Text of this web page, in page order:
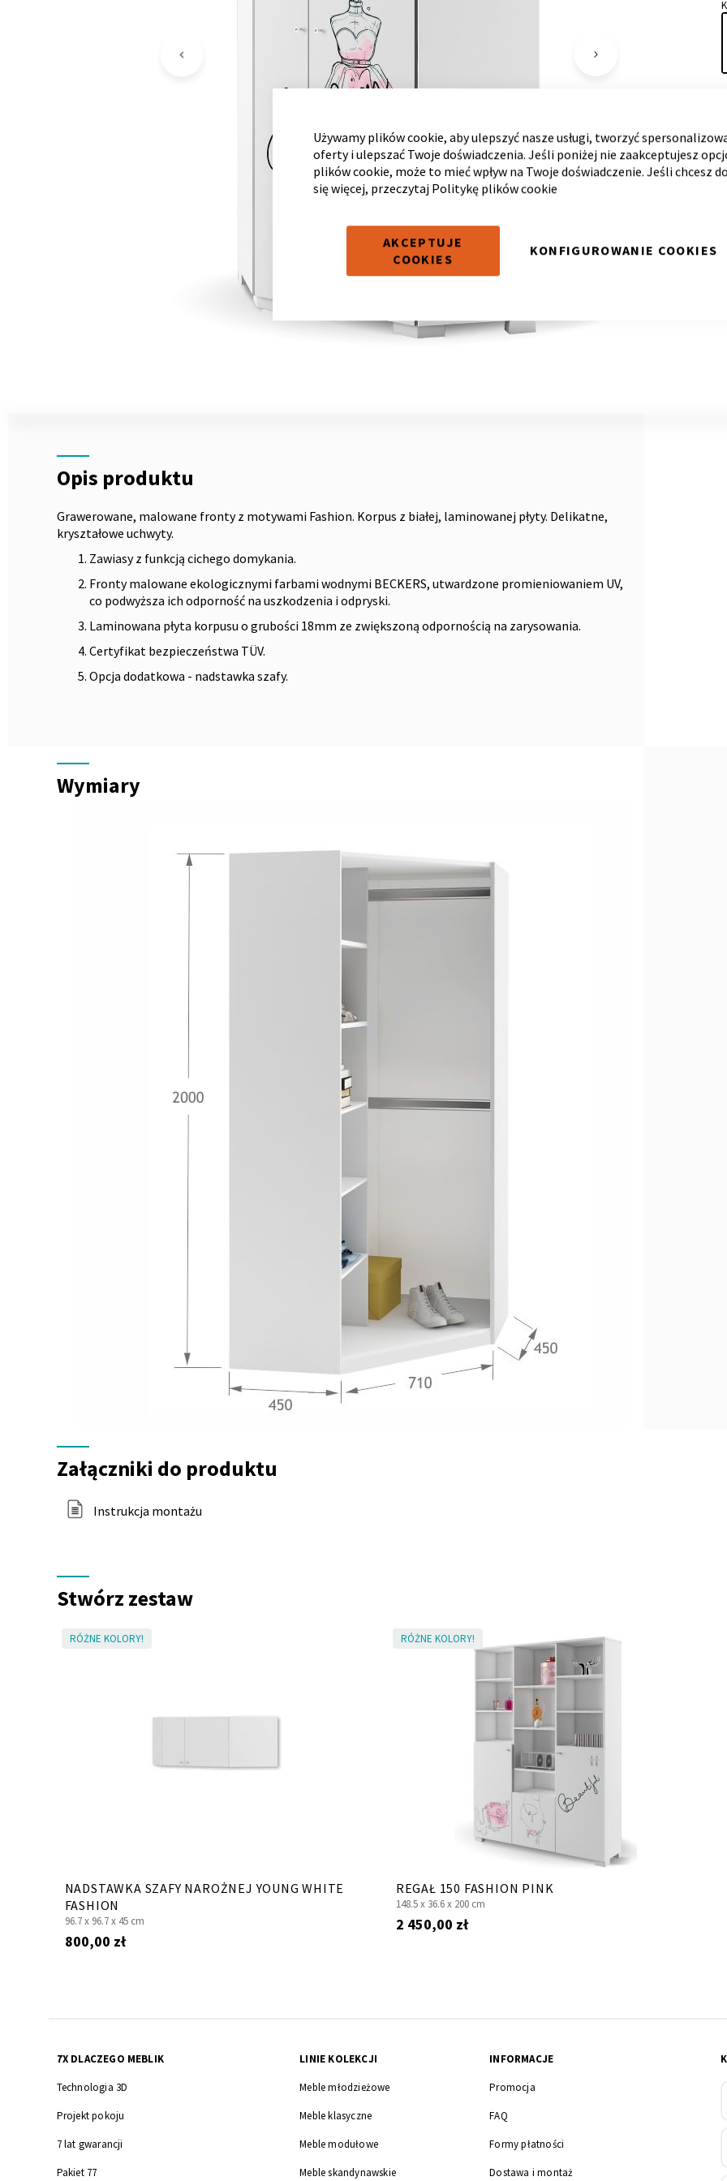
Używamy plików cookie, aby ulepszyć nasze usługi, tworzyć
oferty i ulepszać Twoje doświadczenia. Jeśli poniżej nie zaakceptujesz
plików cookie, może to mieć wpływ na Twoje doświadczenie. Jeśli chcesz
się więcej, przeczytaj Politykę plików cookie
AKCEPTUJE
COOKIES
KONFIGUROWANIE COOKIES
of
the
images
Opis produktu
Grawerowane, malowane fronty z motywami Fashion. Korpus z białej, laminowanej płyty. Delikatne,
kryształowe uchwyty.
Zawiasy z funkcją cichego domykania.
Fronty malowane ekologicznymi farbami wodnymi BECKERS, utwardzone promieniowaniem UV,
co podwyższa ich odporność na uszkodzenia i odpryski.
Laminowana płyta korpusu o grubości 18mm ze zwiększoną odpornością na zarysowania.
Certyfikat bezpieczeństwa TÜV.
Opcja dodatkowa - nadstawka szafy.
Wymiary
do
produktu
Załączniki do produktu
Instrukcja montażu
Stwórz zestaw
RÓŻNE KOLORY!
NADSTAWKA SZAFY NAROŻNEJ YOUNG WHITE
FASHION
96.7 x 96.7 x 45 cm
800,00 zł
RÓŻNE KOLORY!
REGAŁ 150 FASHION PINK
148.5 x 36.6 x 200 cm
2 450,00 zł
7X DLACZEGO MEBLIK
Technologia 3D
Projekt pokoju
7 lat gwarancji
Pakiet 77
LINIE KOLEKCJI
Meble młodzieżowe
Meble klasyczne
Meble modułowe
Meble skandynawskie
INFORMACJE
Promocja
FAQ
Formy płatności
Dostawa i montaż